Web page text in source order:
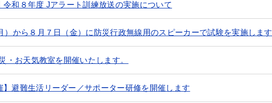
令和８年度 Jアラート訓練放送の実施について
）から８月７日（金）に防災行政無線用のスピーカーで試験を実施します
・お天気教室を開催いたします。
】避難生活リーダー／サポーター研修を開催します